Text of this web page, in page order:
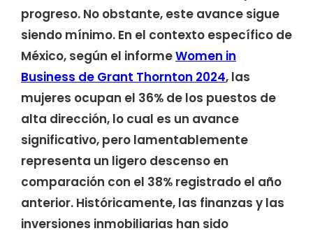
progreso. No obstante, este avance sigue
siendo mínimo. En el contexto específico de
México, según el informeWomen in
Business de Grant Thornton 2024, las
mujeres ocupan el 36% de los puestos de
alta dirección, lo cual es un avance
significativo, pero lamentablemente
representa un ligero descenso en
comparación con el 38% registrado el año
anterior. Históricamente, las finanzas y las
inversiones inmobiliarias han sido